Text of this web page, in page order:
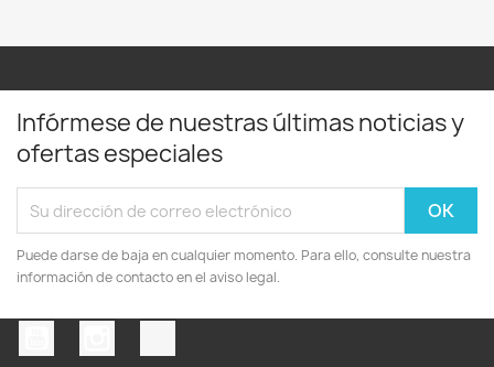
Infórmese de nuestras últimas noticias y
ofertas especiales
Puede darse de baja en cualquier momento. Para ello, consulte nuestra
información de contacto en el aviso legal.